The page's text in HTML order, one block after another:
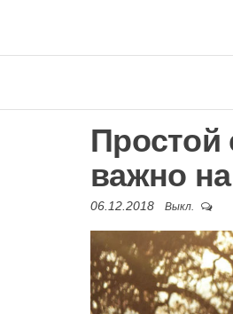
Простой
важно
06.12.2018 Выкл.